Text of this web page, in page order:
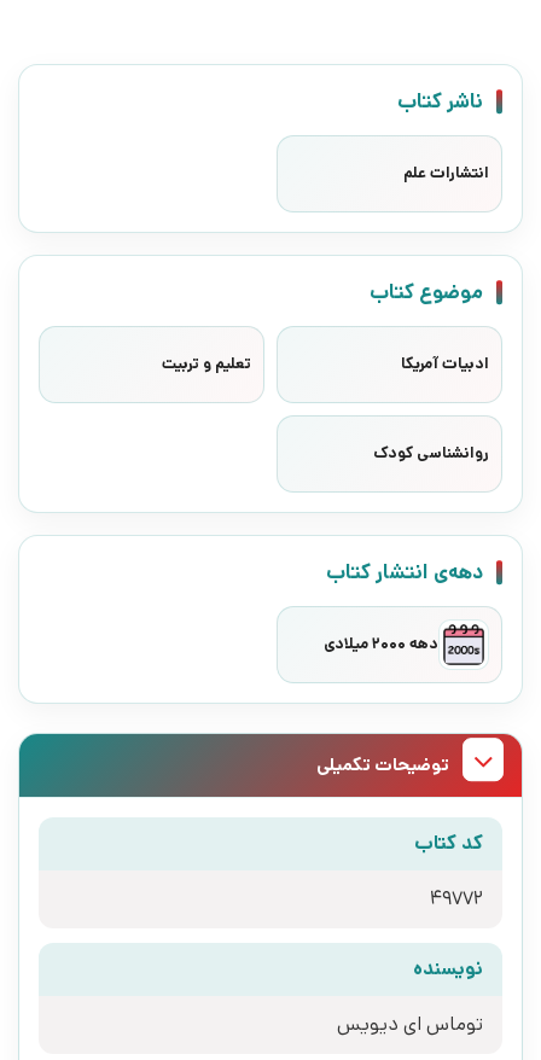
ناشر کتاب
انتشارات علم
موضوع کتاب
ادبیات آمریکا تعلیم و تربیت
روانشناسی کودک
دهه‌ی انتشار کتاب
دهه 2000 میلادی
توضیحات تکمیلی
کد کتاب
49772
نویسنده
توماس ای دیویس